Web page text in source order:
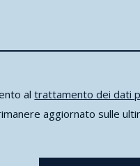
altrattamento dei dati
aggiornato sulle